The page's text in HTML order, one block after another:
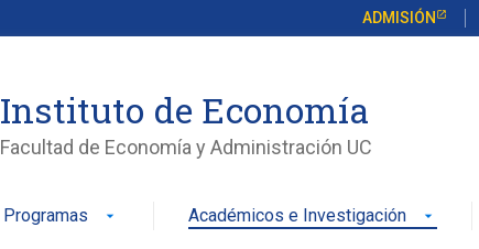
ADMISIÓN
Instituto de Economía
Facultad de Economía y Administración UC
Programas arrow_drop_down Académicos e Investigación arrow_drop_down